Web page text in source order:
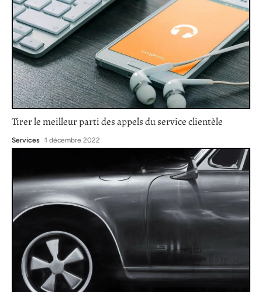
Tirer le meilleur parti des appels du service clientèle
Services 1 décembre 2022